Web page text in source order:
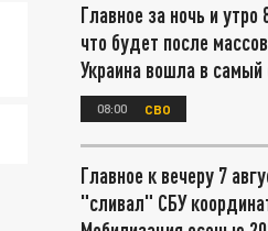
Главное за ночь и
что будет после
Украина вошла в
08:00 СВО
Главное к вечеру 7
"сливал" СБУ